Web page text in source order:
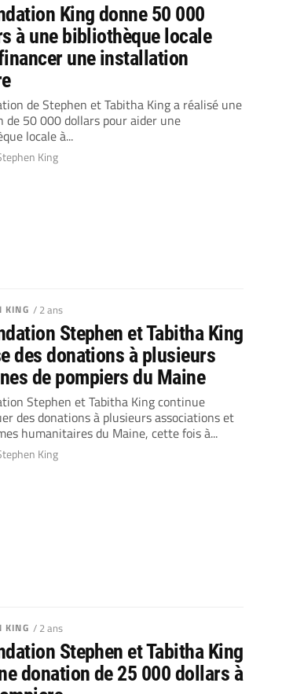
King donne 50 000
à une bibliothèque locale
une installation
de Stephen et Tabitha King a réalisé une
de 50 000 dollars pour aider une
locale à...
King
KING / 2 ans
Stephen et Tabitha King
des donations à plusieurs
de pompiers du Maine
Stephen et Tabitha King continue
des donations à plusieurs associations et
humanitaires du Maine, cette fois à...
King
KING / 2 ans
Stephen et Tabitha King
donation de 25 000 dollars à